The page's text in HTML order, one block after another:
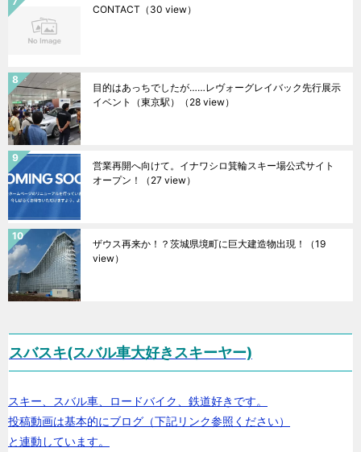
CONTACT （30 view）
目的はあっちでしたが……レヴォーグレイバック先行展示
イベント（東京駅）
（28 view）
営業再開へ向けて。イナワシロ箕輪スキー場公式サイト
オープン！
（27 view）
ザウス再来か！？茨城県境町に巨大建造物出現！
（19
view）
スバスキ(スバル車大好きスキーヤー)
スキー、スバル車、ロードバイク、鉄道好きです。
投稿動画は基本的にブログ（下記リンク参照ください）
と連動しています。